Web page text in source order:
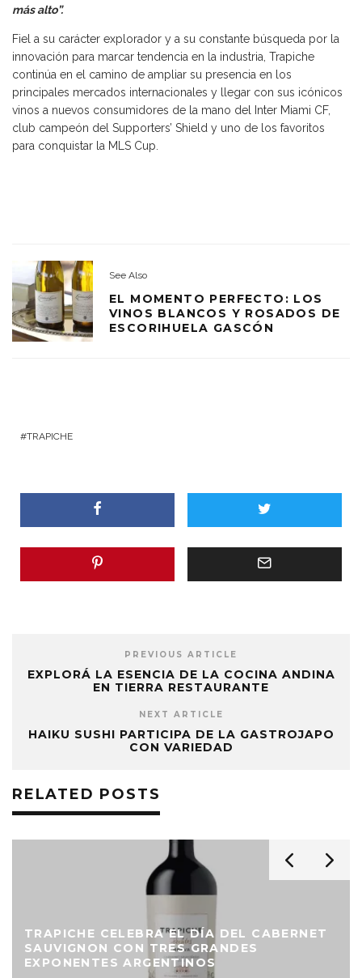
más alto”.
Fiel a su carácter explorador y a su constante búsqueda por la
innovación para marcar tendencia en la industria, Trapiche
continúa en el camino de ampliar su presencia en los
principales mercados internacionales y llegar con sus icónicos
vinos a nuevos consumidores de la mano del Inter Miami CF,
club campeón del Supporters’ Shield y uno de los favoritos
para conquistar la MLS Cup.
See Also
EL MOMENTO PERFECTO: LOS
VINOS BLANCOS Y ROSADOS DE
ESCORIHUELA GASCÓN
TRAPICHE
PREVIOUS ARTICLE
EXPLORÁ LA ESENCIA DE LA COCINA ANDINA
EN TIERRA RESTAURANTE
NEXT ARTICLE
HAIKU SUSHI PARTICIPA DE LA GASTROJAPO
CON VARIEDAD
RELATED POSTS
TRAPICHE CELEBRA EL DÍA DEL CABERNET
SAUVIGNON CON TRES GRANDES
EXPONENTES ARGENTINOS